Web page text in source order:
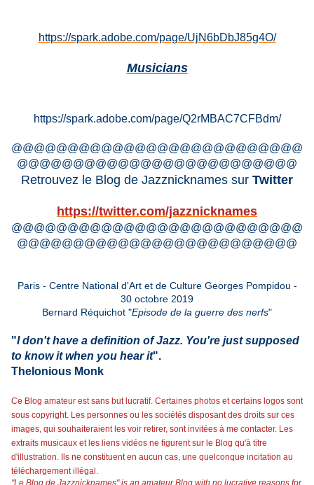
https://spark.adobe.com/page/UjN6bDbJ85g4O/
Musicians
https://spark.adobe.com/page/Q2rMBAC7CFBdm/
@@@@@@@@@@@@@@@@@@@@@@@@@@
@@@@@@@@@@@@@@@@@@@@@@@@@
Retrouvez le Blog de Jazznicknames sur Twitter
https://twitter.com/jazznicknames
@@@@@@@@@@@@@@@@@@@@@@@@@@
@@@@@@@@@@@@@@@@@@@@@@@@@
Paris - Centre National d'Art et de Culture Georges Pompidou -
30 octobre 2019
Bernard Réquichot "Episode de la guerre des nerfs"
"I don't have a definition of Jazz. You're just supposed
to know it when you hear it".
Thelonious Monk
Ce Blog amateur est sans but lucratif. Certaines photos et certains logos sont
sous copyright. Les personnes ou les sociétés disposant des droits sur ces
images, qui souhaiteraient les voir retirer, sont invitées à me contacter. Les
extraits musicaux et les liens vidéos ne figurent sur le Blog qu'à titre
d'illustration. Ils ne constituent en aucun cas, une quelconque incitation au
téléchargement illégal.
"Le Blog de Jazznicknames" is an amateur Blog with no lucrative reasons for